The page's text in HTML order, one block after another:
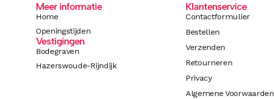
Meer informatie
Home
Openingstijden
Vestigingen
Bodegraven
Hazerswoude-Rijndijk
Klantenservice
Contactformulier
Bestellen
Verzenden
Retourneren
Privacy
Algemene Voorwaarden